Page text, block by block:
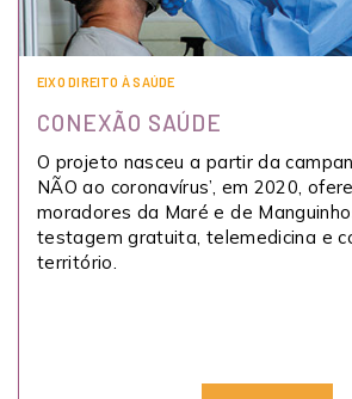
EIXO DIREITO À SAÚDE
CONEXÃO SAÚDE
O projeto nasceu a partir da
NÃO ao coronavírus’, em 2020,
moradores da Maré e de
testagem gratuita, telemedicina e
território.